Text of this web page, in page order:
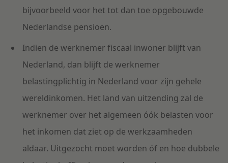
bijvoorbeeld voor het tot dan toe opgebouwde
Nederlandse pensioen.
Indien de werknemer fiscaal inwoner blijft van
Nederland, dan blijft de werknemer
belastingplichtig in Nederland voor zijn gehele
wereldinkomen. Het land van uitzending zal de
werknemer over het algemeen óók belasten voor
het inkomen dat ziet op de werkzaamheden
aldaar. Uitgezocht moet worden óf en hoe dubbele